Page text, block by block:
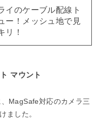
イのケーブル配線ト
ー！メッシュ地で見
リ！
マウント
MagSafe対応のカメラ三
ました。